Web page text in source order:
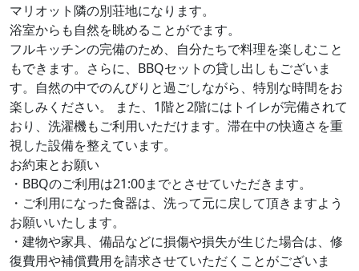
マリオット隣の別荘地になります。
浴室からも自然を眺めることがでます。
フルキッチンの完備のため、自分たちで料理を楽しむこと
もできます。さらに、BBQセットの貸し出しもございま
す。自然の中でのんびりと過ごしながら、特別な時間をお
楽しみください。 また、1階と2階にはトイレが完備されて
おり、洗濯機もご利用いただけます。滞在中の快適さを重
視した設備を整えています。
お約束とお願い
・BBQのご利用は21:00までとさせていただきます。
・ご利用になった食器は、洗って元に戻して頂きますよう
お願いいたします。
・建物や家具、備品などに損傷や損失が生じた場合は、修
復費用や補償費用を請求させていただくことがございま